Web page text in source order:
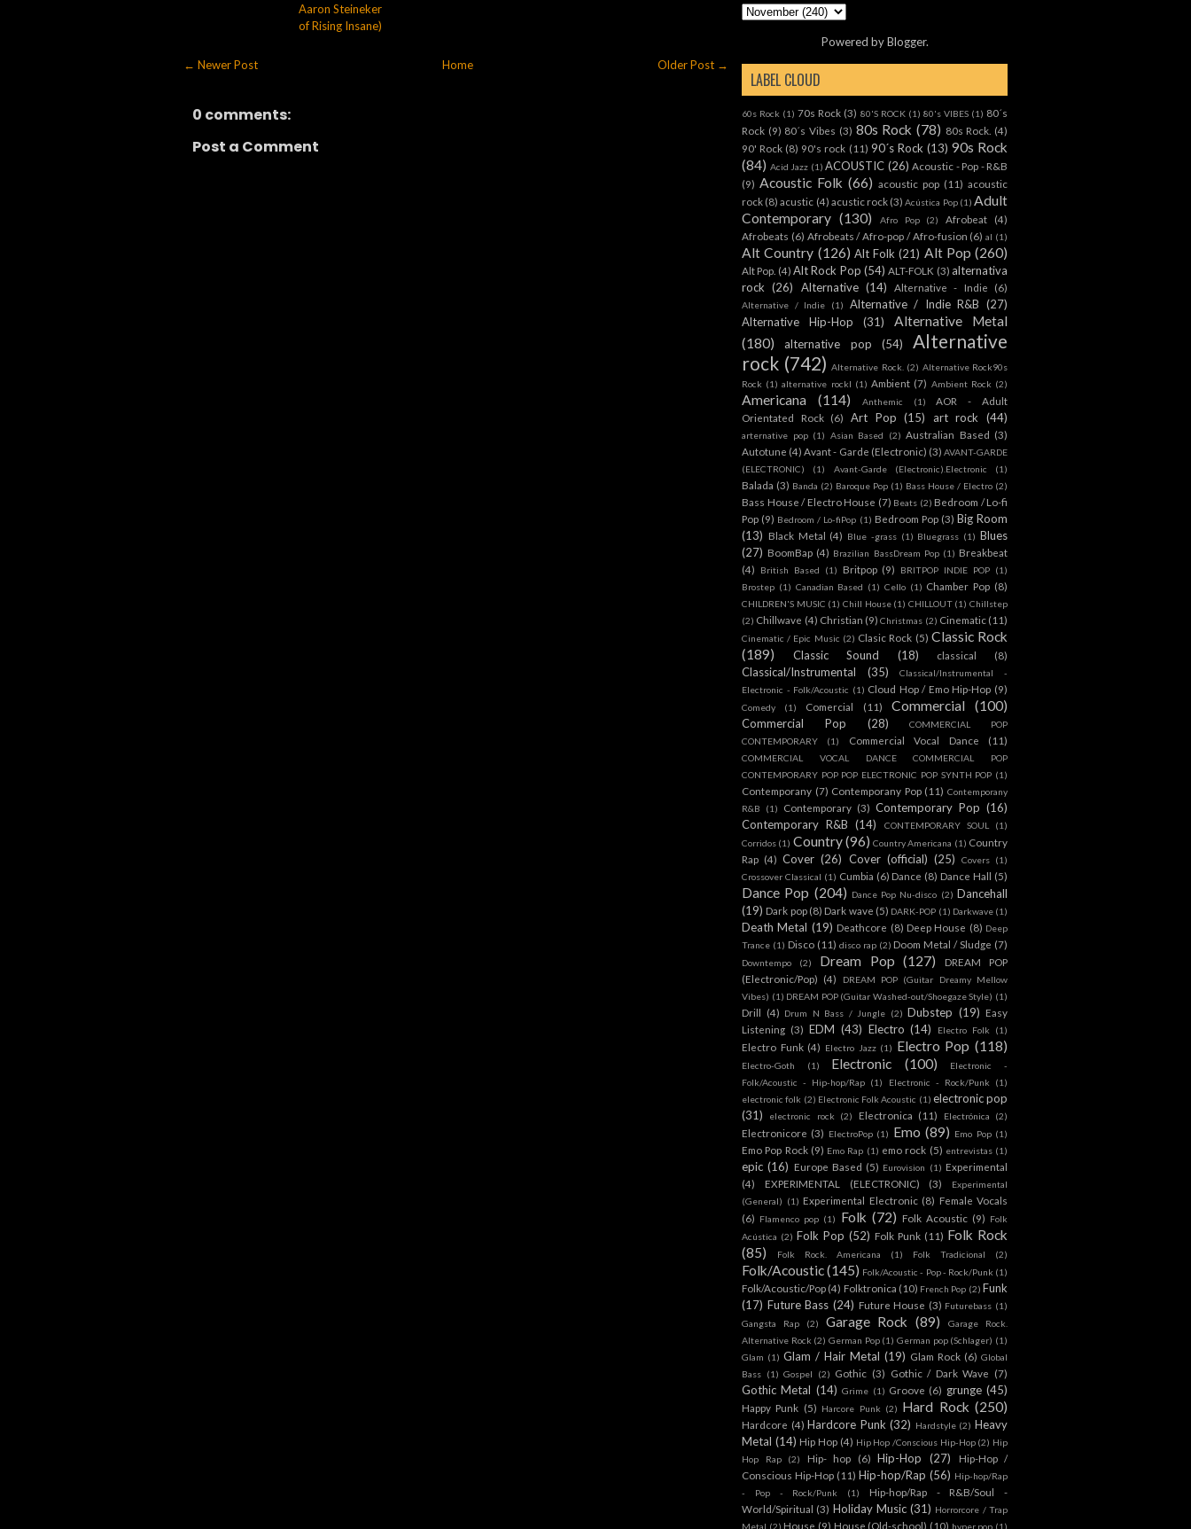
Aaron Steineker
of Rising Insane)
← Newer Post Older Post →
Home
0 comments:
Post a Comment
Powered byBlogger.
LABEL CLOUD
60s Rock (1) 70s Rock (3) 80'S ROCK (1) 80's VIBES (1) 80´s
Rock (9) 80´s Vibes (3) 80s Rock (78) 80s Rock. (4)
90' Rock (8) 90's rock (11) 90´s Rock (13) 90s Rock
(84) Acid Jazz (1) ACOUSTIC (26) Acoustic - Pop - R&B
(9) Acoustic Folk (66) acoustic pop (11) acoustic
rock (8) acustic (4) acustic rock (3) Acústica Pop (1) Adult
Contemporary (130) Afro Pop (2) Afrobeat
(4)
Afrobeats (6) Afrobeats / Afro-pop / Afro-fusion (6) al (1)
Alt Country (126) Alt Folk (21) Alt Pop (260)
Alt Pop. (4) Alt Rock Pop (54) ALT-FOLK (3) alternativa
rock (26) Alternative (14) Alternative - Indie (6)
Alternative / Indie (1) Alternative / Indie R&B (27)
Alternative Hip-Hop
(31)
Alternative Metal
(180)
alternative pop (54)
Alternative
rock (742) Alternative Rock. (2) Alternative Rock90s
Rock (1) alternative rockl (1) Ambient (7) Ambient Rock (2)
Americana (114) Anthemic (1)
AOR - Adult
Orientated Rock (6) Art Pop (15) art rock (44)
arternative pop (1) Asian Based (2) Australian Based (3)
Autotune (4) Avant - Garde (Electronic) (3) AVANT-GARDE
(ELECTRONIC)
(1) Avant-Garde (Electronic).Electronic (1)
Balada (3) Banda (2) Baroque Pop (1) Bass House / Electro (2)
Bass House / Electro House (7) Beats (2) Bedroom / Lo-fi
Pop (9) Bedroom / Lo-fiPop (1) Bedroom Pop (3) Big Room
(13) Black Metal (4) Blue -grass (1) Bluegrass (1) Blues
(27) BoomBap (4) Brazilian BassDream Pop (1) Breakbeat
(4)
British Based (1) Britpop (9) BRITPOP INDIE POP (1)
Brostep (1) Canadian Based (1) Cello (1) Chamber Pop (8)
CHILDREN'S MUSIC (1) Chill House (1) CHILLOUT (1) Chillstep
(2) Chillwave (4) Christian (9) Christmas (2) Cinematic (11)
Cinematic / Epic Music (2) Clasic Rock (5) Classic Rock
(189)
Classic Sound (18) classical (8)
Classical/Instrumental (35)
Classical/Instrumental -
Electronic - Folk/Acoustic (1) Cloud Hop / Emo Hip-Hop (9)
Comedy (1) Comercial (11) Commercial (100)
Commercial Pop (28)
COMMERCIAL POP
CONTEMPORARY
(1) Commercial Vocal Dance (11)
COMMERCIAL VOCAL DANCE COMMERCIAL POP
CONTEMPORARY POP POP ELECTRONIC POP SYNTH POP (1)
Contemporany (7) Contemporany Pop (11) Contemporany
R&B
(1) Contemporary (3) Contemporary Pop (16)
Contemporary R&B (14) CONTEMPORARY SOUL
(1)
Corridos (1) Country(96) Country Americana (1) Country
Rap (4) Cover (26) Cover (official) (25) Covers (1)
Crossover Classical (1) Cumbia (6) Dance (8) Dance Hall (5)
Dance Pop (204) Dance Pop Nu-disco (2) Dancehall
(19) Dark pop (8) Dark wave (5) DARK-POP (1) Darkwave (1)
Death Metal (19) Deathcore (8) Deep House (8) Deep
Trance (1) Disco (11) disco rap (2) Doom Metal / Sludge (7)
Downtempo (2) Dream Pop (127)
DREAM POP
(Electronic/Pop) (4)
DREAM POP (Guitar Dreamy Mellow
Vibes) (1) DREAM POP (Guitar Washed-out/Shoegaze Style) (1)
Drill (4) Drum N Bass / Jungle (2) Dubstep (19) Easy
Listening (3) EDM (43) Electro (14) Electro Folk (1)
Electro Funk (4) Electro Jazz (1) Electro Pop (118)
Electro-Goth (1) Electronic (100)
Electronic -
Folk/Acoustic - Hip-hop/Rap (1) Electronic - Rock/Punk
(1)
electronic folk (2) Electronic Folk Acoustic (1) electronic pop
(31)
electronic rock (2) Electronica (11) Electrónica (2)
Electronicore (3) ElectroPop (1) Emo (89) Emo Pop (1)
Emo Pop Rock (9) Emo Rap (1) emo rock (5) entrevistas (1)
epic (16) Europe Based (5) Eurovision (1) Experimental
(4)
EXPERIMENTAL (ELECTRONIC) (3)
Experimental
(General) (1) Experimental Electronic (8) Female Vocals
(6) Flamenco pop (1) Folk (72) Folk Acoustic (9) Folk
Acústica (2) Folk Pop (52) Folk Punk (11) Folk Rock
(85)
Folk Rock. Americana (1) Folk Tradicional (2)
Folk/Acoustic(145) Folk/Acoustic - Pop - Rock/Punk (1)
Folk/Acoustic/Pop (4) Folktronica (10) French Pop (2) Funk
(17) Future Bass (24) Future House (3) Futurebass (1)
Gangsta Rap
(2) Garage Rock (89)
Garage Rock.
Alternative Rock (2) German Pop (1) German pop (Schlager) (1)
Glam (1) Glam / Hair Metal (19) Glam Rock (6) Global
Bass (1) Gospel (2) Gothic (3) Gothic / Dark Wave (7)
Gothic Metal (14) Grime (1) Groove (6) grunge (45)
Happy Punk (5) Harcore Punk (2) Hard Rock (250)
Hardcore (4) Hardcore Punk (32) Hardstyle (2) Heavy
Metal (14) Hip Hop (4) Hip Hop /Conscious Hip-Hop (2) Hip
Hop Rap
(2) Hip- hop (6) Hip-Hop (27)
Hip-Hop /
Conscious Hip-Hop (11) Hip-hop/Rap (56) Hip-hop/Rap
- Pop - Rock/Punk
(1)
Hip-hop/Rap - R&B/Soul -
World/Spiritual (3) Holiday Music (31) Horrorcore / Trap
Metal (2) House (9) House (Old-school) (10) hyper pop (1)